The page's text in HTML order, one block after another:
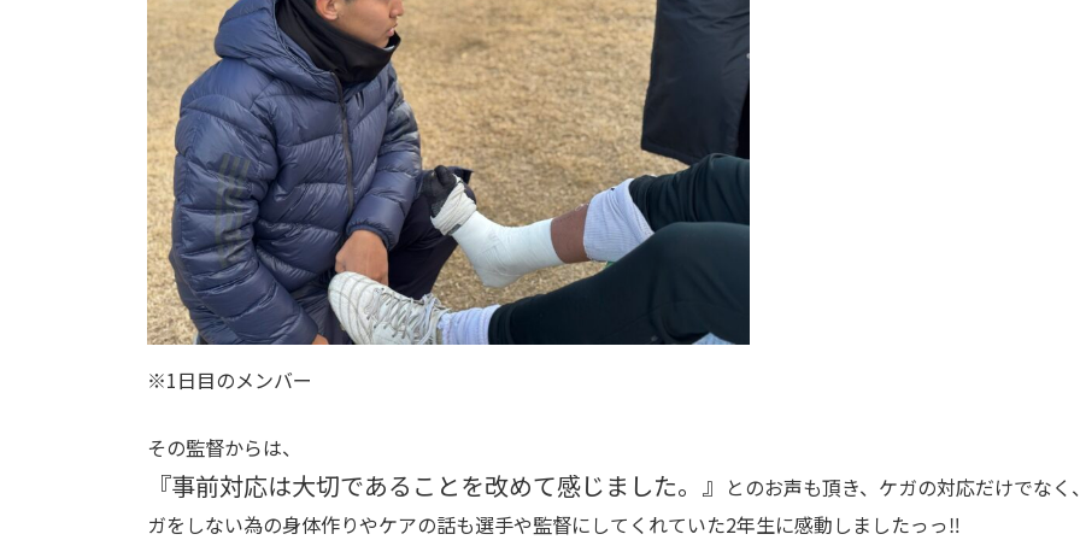
※1日目のメンバー
その監督からは、
『事前対応は大切であることを改めて感じました。』 とのお声も頂き、ケガの対応だけでなく
ガをしない為の身体作りやケアの話も選手や監督にしてくれていた2年生に感動しましたっっ‼